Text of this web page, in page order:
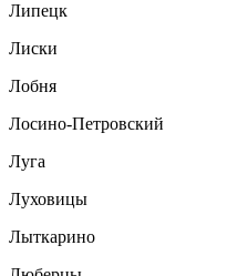
Липецк
Лиски
Лобня
Лосино-Петровский
Луга
Луховицы
Лыткарино